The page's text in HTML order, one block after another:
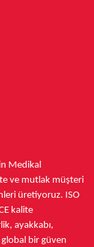
Medikal
ve mutlak müşteri
üretiyoruz. ISO
kalite
ayakkabı,
global bir güven